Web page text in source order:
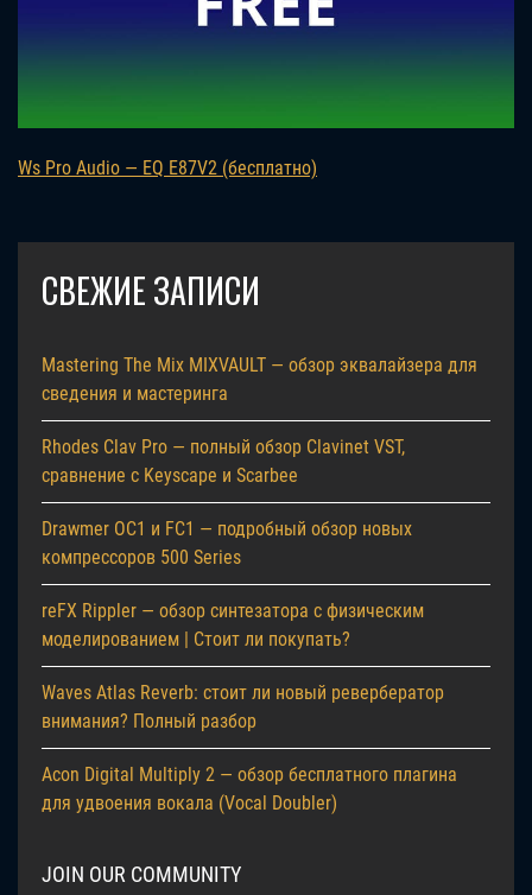
Ws Pro Audio — EQ E87V2 (бесплатно)
СВЕЖИЕ ЗАПИСИ
Mastering The Mix MIXVAULT — обзор эквалайзера для
сведения и мастеринга
Rhodes Clav Pro — полный обзор Clavinet VST,
сравнение с Keyscape и Scarbee
Drawmer OC1 и FC1 — подробный обзор новых
компрессоров 500 Series
reFX Rippler — обзор синтезатора с физическим
моделированием | Стоит ли покупать?
Waves Atlas Reverb: стоит ли новый ревербератор
внимания? Полный разбор
Acon Digital Multiply 2 — обзор бесплатного плагина
для удвоения вокала (Vocal Doubler)
JOIN OUR COMMUNITY